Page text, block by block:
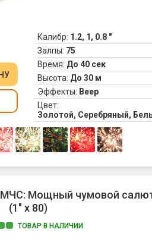
Калибр: 1.2, 1, 0.8 "
Залпы: 75
Время: До 40 сек
Высота: До 30 м
Эффекты: Веер
Цвет:
Золотой, Серебряный,
МЧС: Мощный чумовой
(1" х 80)
ТОВАР В НАЛИЧИИ